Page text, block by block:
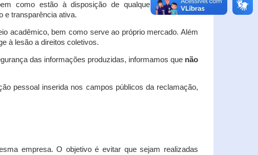
como estão à disposição de qualquer interessado,
e transparência ativa.
acadêmico, bem como serve ao próprio mercado. Além
à lesão a direitos coletivos.
das informações produzidas, informamos que não
pessoal inserida nos campos públicos da reclamação,
empresa. O objetivo é evitar que sejam realizadas